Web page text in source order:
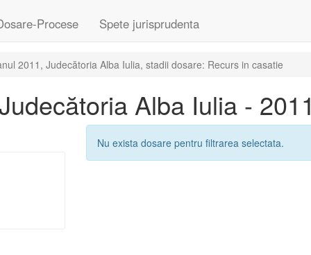
Procese Spete jurisprudenta
2011, Judecătoria Alba Iulia, stadii dosare: Recurs in casatie
Alba Iulia - 2011
Nu exista dosare pentru filtrarea selectata.